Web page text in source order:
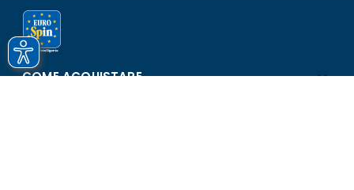
COME ACQUISTARE